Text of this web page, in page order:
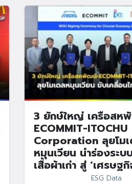
3 ยักษ์ใหญ่ เครือสห
ECOMMIT-ITOCHU
Corporation ลุยโม
หมุนเวียน นำร่องระ
เสื้อผ้าเก่า สู่ ‘เศรษฐ
ESG Data